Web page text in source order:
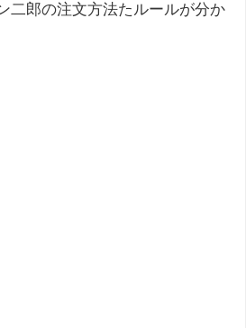
二郎の注文方法たルールが分か